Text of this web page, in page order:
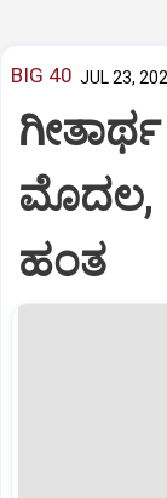
BIG 40 JUL 23,
ಹಂತ